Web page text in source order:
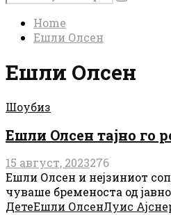
for:
Search
Home
Ешли Олсен
Ешли Олсен
Шоубиз
Ешли Олсен тајно го
15 август, 2023276
Ешли Олсен и нејзиниот
чуваше бременоста од
ДетеЕшли ОлсенЛуис